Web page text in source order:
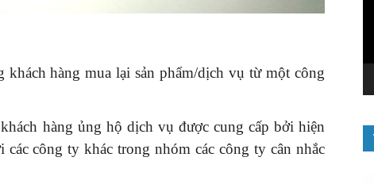
khách hàng mua lại sản phẩm/dịch vụ từ một công
hàng ủng hộ dịch vụ được cung cấp bởi hiện
công ty khác trong nhóm các công ty cân nhắc